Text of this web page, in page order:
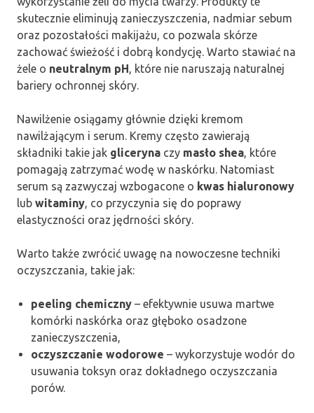
skutecznie eliminują zanieczyszczenia, nadmiar sebum
oraz pozostałości makijażu, co pozwala skórze
zachować świeżość i dobrą kondycję. Warto stawiać na
żele o neutralnym pH, które nie naruszają naturalnej
bariery ochronnej skóry.
Nawilżenie osiągamy głównie dzięki kremom
nawilżającym i serum. Kremy często zawierają
składniki takie jak gliceryna czy masło shea, które
pomagają zatrzymać wodę w naskórku. Natomiast
serum są zazwyczaj wzbogacone o kwas hialuronowy
lub witaminy, co przyczynia się do poprawy
elastyczności oraz jędrności skóry.
Warto także zwrócić uwagę na nowoczesne techniki
oczyszczania, takie jak:
peeling chemiczny – efektywnie usuwa martwe
komórki naskórka oraz głęboko osadzone
zanieczyszczenia,
oczyszczanie wodorowe – wykorzystuje wodór do
usuwania toksyn oraz dokładnego oczyszczania
porów.